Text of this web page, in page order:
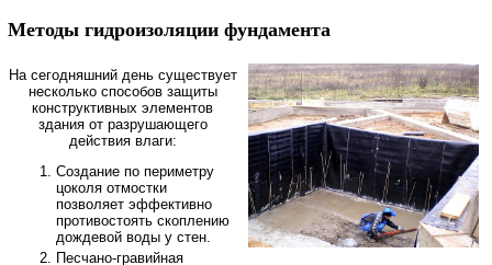
Методы гидроизоляции фундамента
На сегодняшний день существует
несколько способов защиты
конструктивных элементов
здания от разрушающего
действия влаги:
Создание по периметру
цоколя отмостки
позволяет эффективно
противостоять скоплению
дождевой воды у стен.
Песчано-гравийная